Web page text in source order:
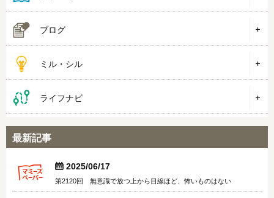
ブログ
ミル・シル
ライフナビ
最新記事
  2025/06/17
第2120回 無意識で放つ上から目線ほど、怖いものはない